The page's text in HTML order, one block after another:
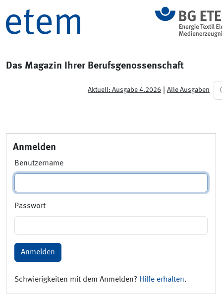
Das Magazin Ihrer Berufsgenossenschaft
Aktuell: Ausgabe 4.2026 Alle Ausgaben
Anmelden
Benutzername
Passwort
Anmelden
Schwierigkeiten mit dem Anmelden? Hilfe erhalten.